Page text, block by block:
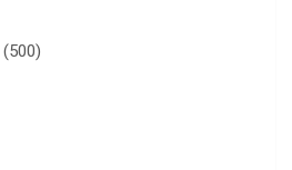
(500)